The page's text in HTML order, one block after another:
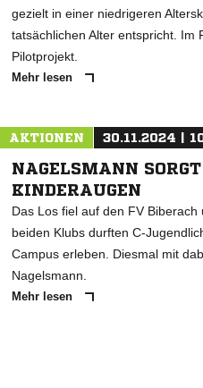
gezielt in einer niedrigeren
tatsächlichen Alter entspricht. Im
Pilotprojekt.
Mehr lesen
AKTIONEN 30.11.2024 |
NAGELSMANN
KINDERAUGEN
Das Los fiel auf den FV
beiden Klubs durften C-
Campus erleben. Diesmal mit
Nagelsmann.
Mehr lesen